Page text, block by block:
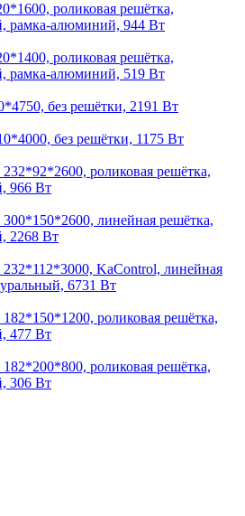
роликовая решётка,
рамка-алюминий, 944 Вт
роликовая решётка,
рамка-алюминий, 519 Вт
без решётки, 2191 Вт
без решётки, 1175 Вт
роликовая решётка,
966 Вт
линейная решётка,
2268 Вт
KaControl, линейная
6731 Вт
роликовая решётка,
477 Вт
роликовая решётка,
306 Вт